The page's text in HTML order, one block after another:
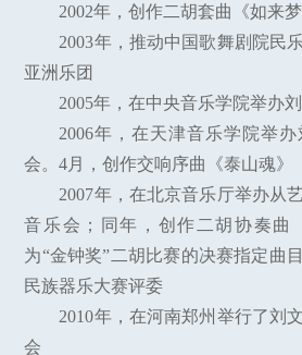
2002年，创作二胡套曲《如来梦
2003年，推动中国歌舞剧院民
亚洲乐团
2005年，在中央音乐学院举办
2006年，在天津音乐学院举
会。4月，创作交响序曲《泰山魂》
2007年，在北京音乐厅举办从
音乐会；同年，创作二胡协奏曲
为“金钟奖”二胡比赛的决赛指定曲
民族器乐大赛评委
2010年，在河南郑州举行了刘
会